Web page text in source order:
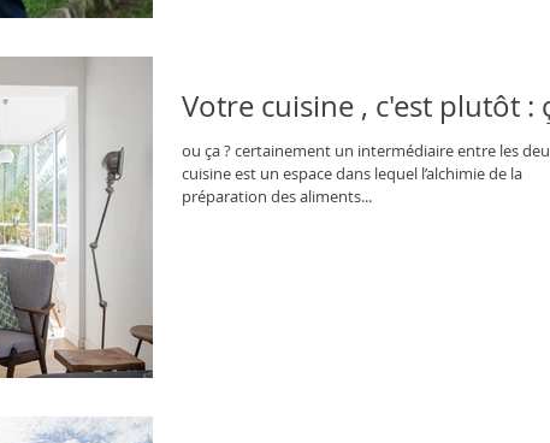
Votre cuisine , c'est plutôt :
ou ça ? certainement un intermédiaire entre les
cuisine est un espace dans lequel l’alchimie de la
préparation des aliments...